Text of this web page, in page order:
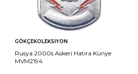
Sepete
Ekle
GÖKÇEKOLEKSIYON
Rusya 2000s Askeri Hatıra Künye
MVM2194